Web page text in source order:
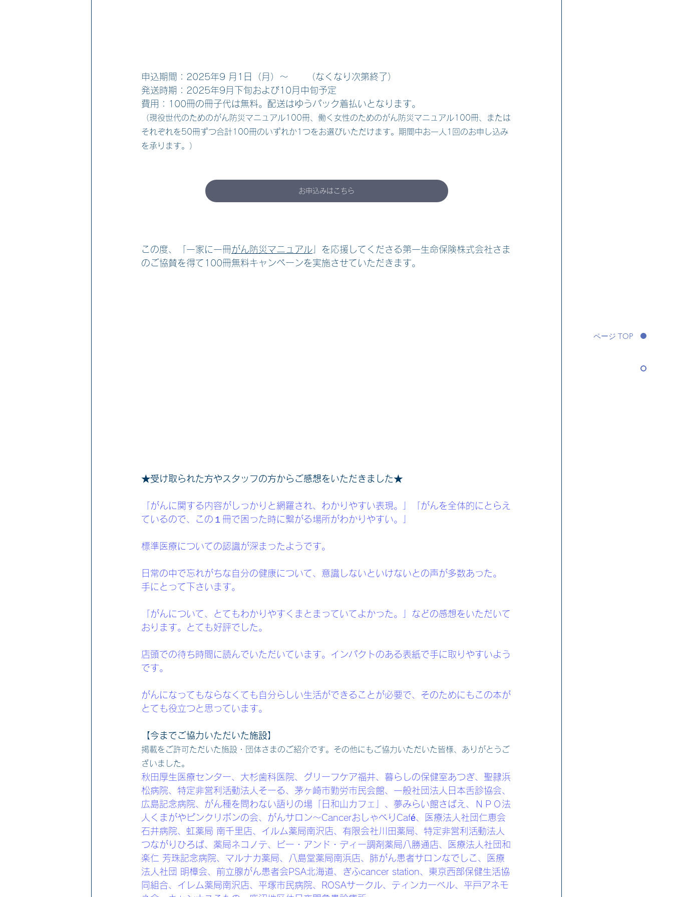
ページ TOP
申込期間：2025年9 月1日（月）～　　（なくなり次第終了）
発送時期：2025年9月下旬および10月中旬予定
費用：100冊の冊子代は無料。配送はゆうパック着払いとなります。
（現役世代のためのがん防災マニュアル100冊、働く女性のためのがん防災マニュアル100冊、または
それぞれを50冊ずつ合計100冊のいずれか1つをお選びいただけます。期間中お一人1回のお申し込み
を承ります。）
お申込みはこちら
この度、「一家に一冊がん防災マニュアル 」を応援してくださる第一生命保険株式会社さま
のご協賛を得て100冊無料キャンペーンを実施させていただきます。
★受け取られた方やスタッフの方からご感想をいただきました★
「がんに関する内容がしっかりと網羅され、わかりやすい表現。」「がんを全体的にとらえ
ているので、この１冊で困った時に繋がる場所がわかりやすい。」
標準医療についての認識が深まったようです。
日常の中で忘れがちな自分の健康について、意識しないといけないとの声が多数あった。
手にとって下さいます。
「がんについて、とてもわかりやすくまとまっていてよかった。」などの感想をいただいて
おります。とても好評でした。
店頭での待ち時間に読んでいただいています。インパクトのある表紙で手に取りやすいよう
です。
がんになってもならなくても自分らしい生活ができることが必要で、そのためにもこの本が
とても役立つと思っています。
【今までご協力いただいた施設】
掲載をご許可ただいた施設・団体さまのご紹介です。その他にもご協力いただいた皆様、ありがとうご
ざいました。
秋田厚生医療センター、大杉歯科医院、グリーフケア福井、暮らしの保健室あつぎ、聖隷浜
松病院、特定非営利活動法人そーる、茅ヶ崎市勤労市民会館、一般社団法人日本舌診協会、
広島記念病院、がん種を問わない語りの場「日和山カフェ」、夢みらい館さばえ、ＮＰＯ法
人くまがやピンクリボンの会、がんサロン～CancerおしゃべりCafé、医療法人社団仁恵会
石井病院、虹薬局 南千里店、イルム薬局南沢店、有限会社川田薬局、特定非営利活動法人
つながりひろば、薬局ネコノテ、ビー・アンド・ディー調剤薬局八勝通店、医療法人社団和
楽仁 芳珠記念病院、マルナカ薬局、八島堂薬局南浜店、肺がん患者サロンなでしこ、医療
法人社団 明樟会、前立腺がん患者会PSA北海道、ぎふcancer station、東京西部保健生活協
同組合、イレム薬局南沢店、平塚市民病院、ROSAサークル、ティンカーベル、平戸アネモ